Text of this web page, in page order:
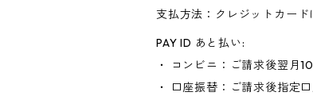
支払方法：クレジットカー
PAY ID あと払い:
・ コンビニ：ご請求後翌月
・ 口座振替：ご請求後指定